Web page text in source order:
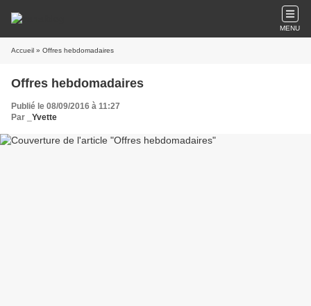
MENU
Accueil » Offres hebdomadaires
Offres hebdomadaires
Publié le 08/09/2016 à 11:27
Par
_Yvette